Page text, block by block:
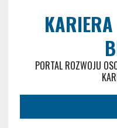
PORTAL ROZWOJU